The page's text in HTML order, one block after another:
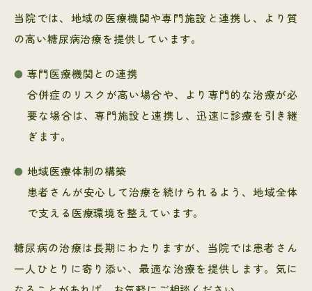
当院では、地域の医療機関や専門施設と連携し、より質
の高い糖尿病治療を提供しています。
専門医療機関との連携
合併症のリスクが高い場合や、より専門的な治療が必
要な場合は、専門施設と連携し、迅速に診療を引き継
ぎます。
地域医療体制の構築
患者さんが安心して治療を続けられるよう、地域全体
で支える医療環境を整えています。
糖尿病の治療は長期にわたりますが、当院では患者さん
一人ひとりに寄り添い、最適な治療を提供します。気に